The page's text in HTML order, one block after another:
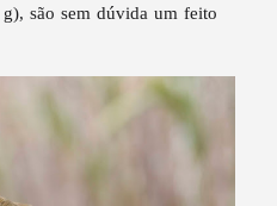
são sem dúvida um feito